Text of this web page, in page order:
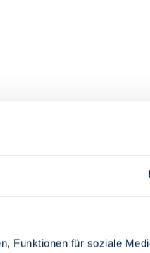
Funktionen für soziale